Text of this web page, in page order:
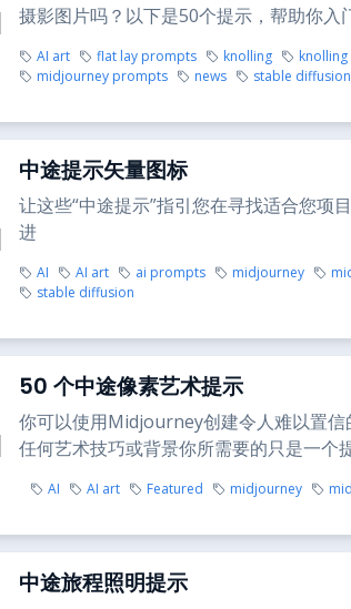
摄影图片吗？以下是50个提示，帮助你入
AI art flat lay prompts knolling
midjourney prompts
news stable diffusion
中途提示矢量图标
让这些“中途提示”指引您在寻找适合您项
进
AI AI art ai prompts midjourney
stable diffusion
50 个中途像素艺术提示
你可以使用Midjourney创建令人难以置信
任何艺术技巧或背景你所需要的只是一个
AI AI art Featured midjourney
中途旅程照明提示